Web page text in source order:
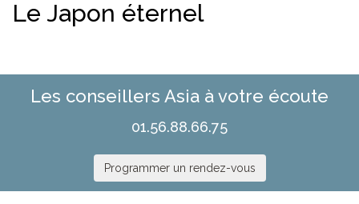
Le Japon éternel
Les conseillers Asia à votre écoute
01.56.88.66.75
Programmer un rendez-vous